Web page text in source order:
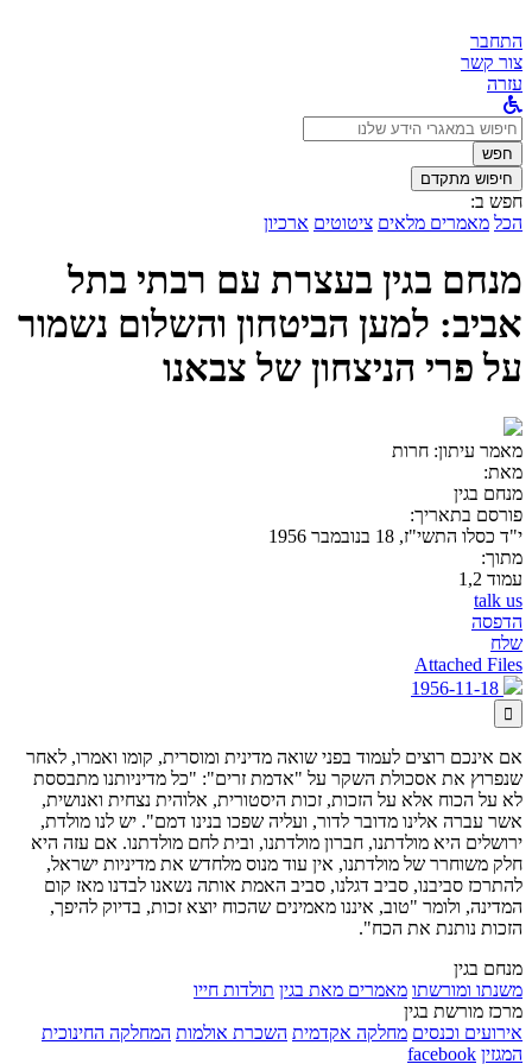
התחבר
צור קשר
עזרה
לחפש
ב:חפש
חיפוש מתקדם
חפש ב:
הכל מאמרים מלאים ציטוטים ארכיון
מנחם בגין בעצרת עם רבתי בתל
אביב: למען הביטחון והשלום נשמור
על פרי הניצחון של צבאנו
מאמר עיתון: חרות
מאת:
מנחם בגין
פורסם בתאריך:
י"ד כסלו התשי"ז, 18 בנובמבר 1956
מתוך:
עמוד 1,2
talk us
הדפסה
שלח
Attached Files

אם אינכם רוצים לעמוד בפני שואה מדינית ומוסרית, קומו ואמרו, לאחר
שנפרוץ את אסכולת השקר על "אדמת זרים": "כל מדיניותנו מתבססת
לא על הכוח אלא על הזכות, זכות היסטורית, אלוהית נצחית ואנושית,
אשר עברה אלינו מדובר לדור, ועליה שפכו בנינו דמם". יש לנו מולדת,
ירושלים היא מולדתנו, חברון מולדתנו, ובית לחם מולדתנו. אם עזה היא
חלק משוחרר של מולדתנו, אין עוד מנוס מלחדש את מדיניות ישראל,
להתרכז סביבנו, סביב דגלנו, סביב האמת אותה נשאנו לבדנו מאז קום
המדינה, ולומר "טוב, איננו מאמינים שהכוח יוצא זכות, בדיוק להיפך,
הזכות נותנת את הכח".
מנחם בגין
משנתו ומורשתו מאמרים מאת בגין תולדות חייו
מרכז מורשת בגין
אירועים וכנסים מחלקה אקדמית השכרת אולמות המחלקה החינוכית
המגזין facebook